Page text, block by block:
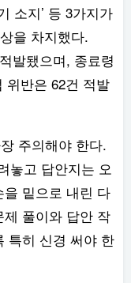
소지’ 등 3가지가
을 차지했다.
발됐으며, 종료령
위반은 62건 적발
주의해야 한다.
놓고 답안지는 오
밑으로 내린 다
풀이와 답안 작
특히 신경 써야 한